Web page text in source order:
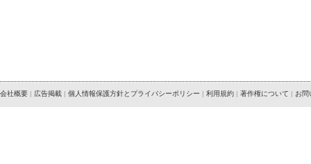
会社概要 | 広告掲載 | 個人情報保護方針とプライバシーポリシー | 利用規約 | 著作権について | お問